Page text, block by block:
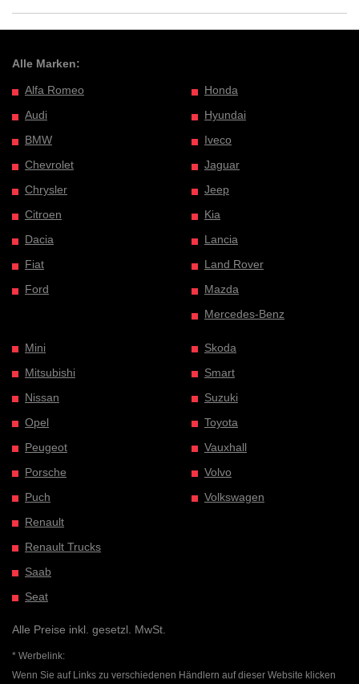
Alle Marken:
Alfa Romeo
Audi
BMW
Chevrolet
Chrysler
Citroen
Dacia
Fiat
Ford
Honda
Hyundai
Iveco
Jaguar
Jeep
Kia
Lancia
Land Rover
Mazda
Mercedes-Benz
Mini
Mitsubishi
Nissan
Opel
Peugeot
Porsche
Puch
Renault
Renault Trucks
Saab
Seat
Skoda
Smart
Suzuki
Toyota
Vauxhall
Volvo
Volkswagen
Alle Preise inkl. gesetzl. MwSt.
* Werbelink:
Wenn Sie auf Links zu verschiedenen Händlern auf dieser Website klicken